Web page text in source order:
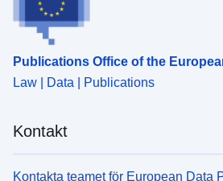
Publications Office of the
Law | Data | Publications
Kontakt
Kontakta teamet för European Data